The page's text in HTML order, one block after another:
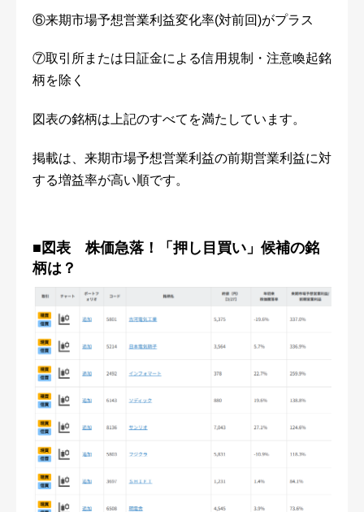
⑥来期市場予想営業利益変化率(対前回)がプラス
⑦取引所または日証金による信用規制・注意喚起銘
柄を除く
図表の銘柄は上記のすべてを満たしています。
掲載は、来期市場予想営業利益の前期営業利益に対
する増益率が高い順です。
■図表 株価急落！「押し目買い」候補の銘
柄は？